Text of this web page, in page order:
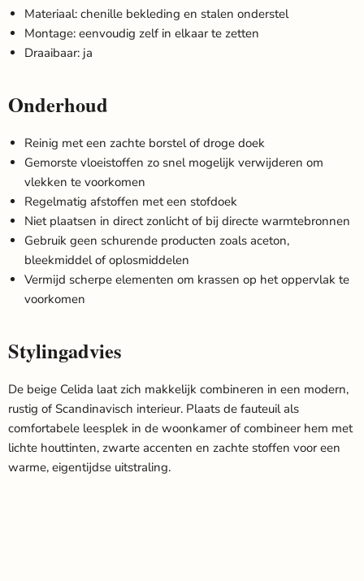
Materiaal: chenille bekleding en stalen onderstel
Montage: eenvoudig zelf in elkaar te zetten
Draaibaar: ja
Onderhoud
Reinig met een zachte borstel of droge doek
Gemorste vloeistoffen zo snel mogelijk verwijderen om
vlekken te voorkomen
Regelmatig afstoffen met een stofdoek
Niet plaatsen in direct zonlicht of bij directe warmtebronnen
Gebruik geen schurende producten zoals aceton,
bleekmiddel of oplosmiddelen
Vermijd scherpe elementen om krassen op het oppervlak te
voorkomen
Stylingadvies
De beige Celida laat zich makkelijk combineren in een modern,
rustig of Scandinavisch interieur. Plaats de fauteuil als
comfortabele leesplek in de woonkamer of combineer hem met
lichte houttinten, zwarte accenten en zachte stoffen voor een
warme, eigentijdse uitstraling.